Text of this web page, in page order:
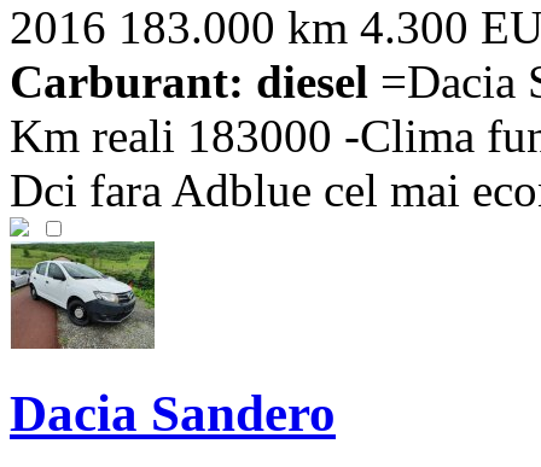
2016 183.000 km 4.300
Carburant: diesel =Dacia
Km reali 183000 -Clima
Dci fara Adblue cel mai
Dacia Sandero